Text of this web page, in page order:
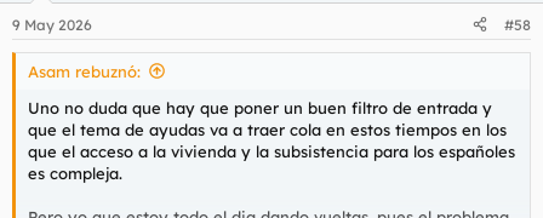
e
s
9 May 2026 #58
Asam rebuznó:
Uno no duda que hay que poner un buen filtro de entrada y
que el tema de ayudas va a traer cola en estos tiempos en los
que el acceso a la vivienda y la subsistencia para los españoles
es compleja.